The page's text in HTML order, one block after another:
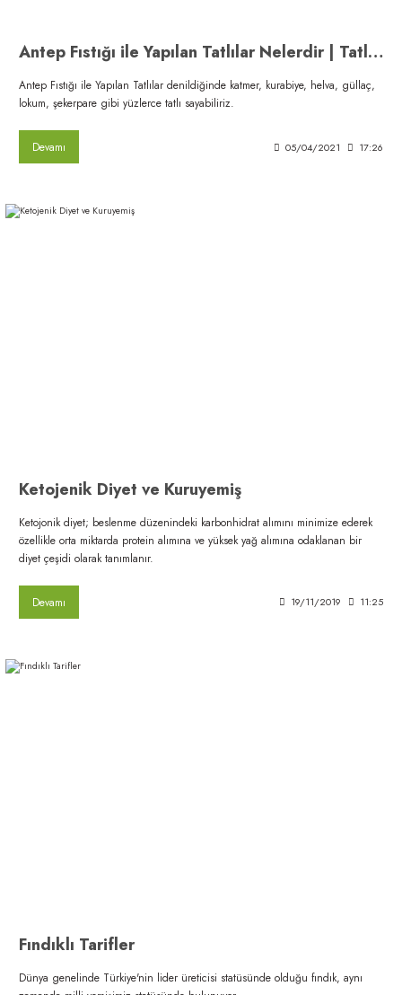
Antep Fıstığı ile Yapılan Tatlılar Nelerdir | Tatlı Çeşitleri
Antep Fıstığı ile Yapılan Tatlılar denildiğinde katmer, kurabiye, helva, güllaç,
lokum, şekerpare gibi yüzlerce tatlı sayabiliriz.
Devamı 05/04/2021 17:26
Ketojenik Diyet ve Kuruyemiş
Ketojonik diyet; beslenme düzenindeki karbonhidrat alımını minimize ederek
özellikle orta miktarda protein alımına ve yüksek yağ alımına odaklanan bir
diyet çeşidi olarak tanımlanır.
Devamı 19/11/2019 11:25
Fındıklı Tarifler
Dünya genelinde Türkiye'nin lider üreticisi statüsünde olduğu fındık, aynı